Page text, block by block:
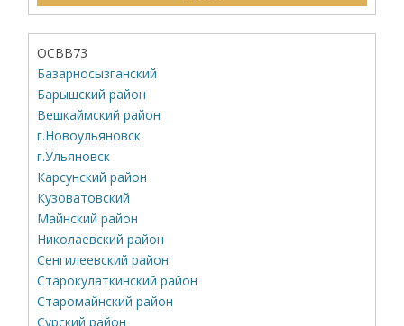
ОСВВ73
Базарносызганский
Барышский район
Вешкаймский район
г.Новоульяновск
г.Ульяновск
Карсунский район
Кузоватовский
Майнский район
Николаевский район
Сенгилеевский район
Старокулаткинский район
Старомайнский район
Сурский район